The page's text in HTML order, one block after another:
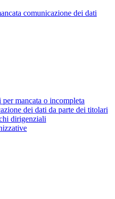
comunicazione dei dati
per mancata o incompleta
dei dati da parte dei titolari
dirigenziali